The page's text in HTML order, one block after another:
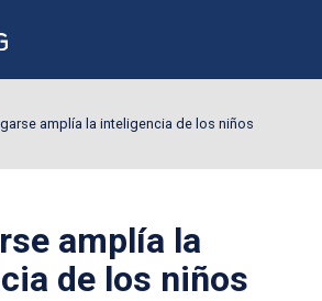
amplía la inteligencia de los niños
amplía la
de los niños